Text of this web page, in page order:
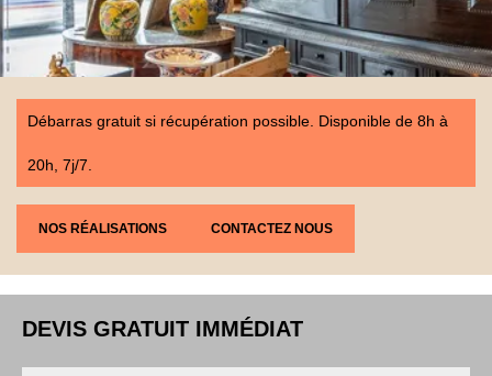
Débarras gratuit si récupération possible. Disponible de 8h à
20h, 7j/7.
NOS RÉALISATIONS CONTACTEZ NOUS
DEVIS GRATUIT IMMÉDIAT